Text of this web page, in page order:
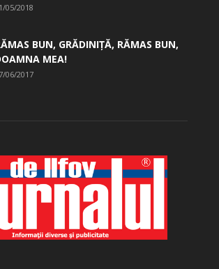
05/2018
BUN, GRĂDINIŢĂ, ­RĂMAS BUN,
MEA!
06/2017